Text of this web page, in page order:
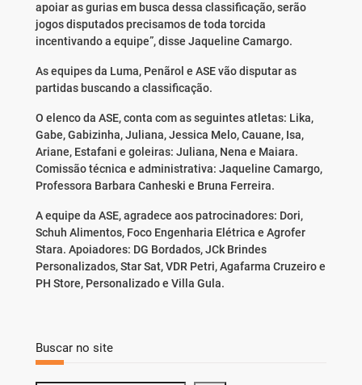
apoiar as gurias em busca dessa classificação, serão
jogos disputados precisamos de toda torcida
incentivando a equipe”, disse Jaqueline Camargo.
As equipes da Luma, Penãrol e ASE vão disputar as
partidas buscando a classificação.
O elenco da ASE, conta com as seguintes atletas: Lika,
Gabe, Gabizinha, Juliana, Jessica Melo, Cauane, Isa,
Ariane, Estafani e goleiras: Juliana, Nena e Maiara.
Comissão técnica e administrativa: Jaqueline Camargo,
Professora Barbara Canheski e Bruna Ferreira.
A equipe da ASE, agradece aos patrocinadores: Dori,
Schuh Alimentos, Foco Engenharia Elétrica e Agrofer
Stara. Apoiadores: DG Bordados, JCk Brindes
Personalizados, Star Sat, VDR Petri, Agafarma Cruzeiro e
PH Store, Personalizado e Villa Gula.
Buscar no site